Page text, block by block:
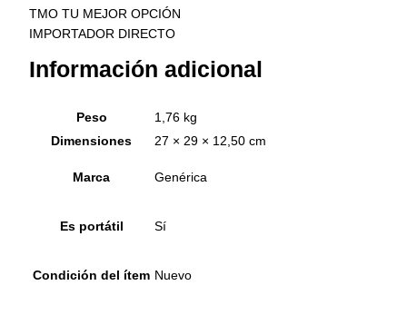
TMO TU MEJOR OPCIÓN
IMPORTADOR DIRECTO
Información adicional
Peso
1,76 kg
Dimensiones
27 × 29 × 12,50 cm
Marca Genérica
Es portátil Sí
Condición del ítem Nuevo